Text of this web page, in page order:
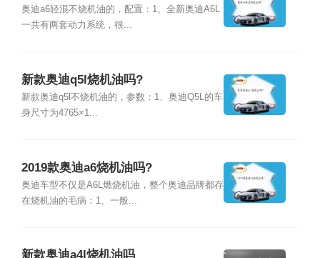
奥迪a6轻混不烧机油的，配置：1、全新奥迪A6L
一共有两套动力系统，很...
新款奥迪q5l烧机油吗?
新款奥迪q5l不烧机油的，参数：1、奥迪Q5L的车
身尺寸为4765×1...
2019款奥迪a6烧机油吗?
奥迪车型不仅是A6L燃烧机油，整个奥迪品牌都存
在烧机油的毛病：1、一般...
新款奥迪a4l烧机油吗